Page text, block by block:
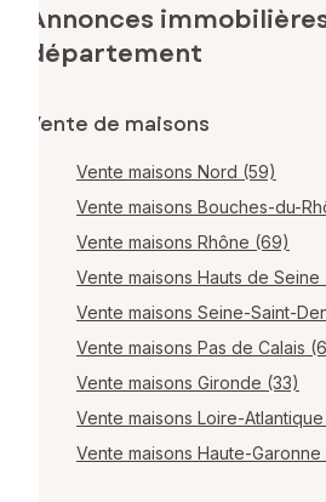
Annonces
département
Vente de maisons
Vente maisons Nord (59)
Vente maisons Bouches-du-
Vente maisons Rhône (69)
Vente maisons Hauts de Seine
Vente maisons Seine-Saint-
Vente maisons Pas de Calais
Vente maisons Gironde (33)
Vente maisons Loire-
Vente maisons Haute-Garonne